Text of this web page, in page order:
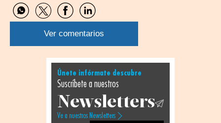
Compartir
por
WhatsApp
Compartir
por
Twitter
Compartir
por
Facebook
Compartir
por
Linkedin
Ver comentarios
Únete infórmate descubre
Suscríbete a nuestros
Newsletters
Ve a nuestros Newsletters